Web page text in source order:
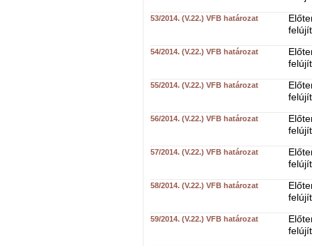
53/2014. (V.22.) VFB határozat
54/2014. (V.22.) VFB határozat
55/2014. (V.22.) VFB határozat
56/2014. (V.22.) VFB határozat
57/2014. (V.22.) VFB határozat
58/2014. (V.22.) VFB határozat
59/2014. (V.22.) VFB határozat